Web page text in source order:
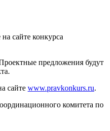
сайте конкурса
предложения будут
сайте www.pravkonkurs.ru.
комитета по